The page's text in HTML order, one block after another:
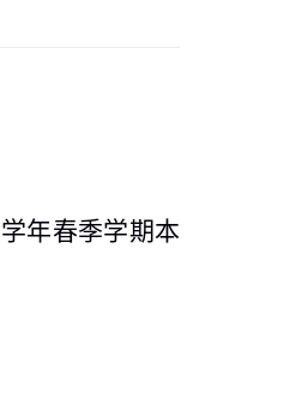
学年春季学期本